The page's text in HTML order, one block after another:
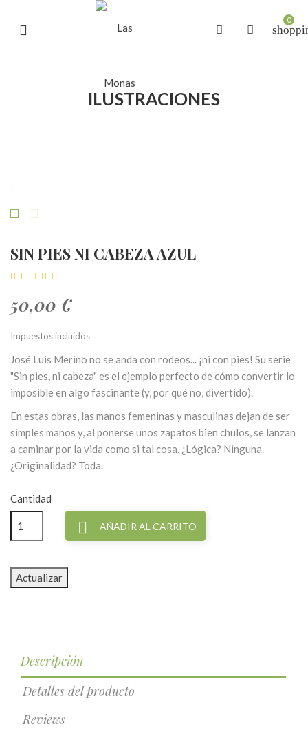
0
ILUSTRACIONES
SIN PIES NI CABEZA AZUL
50,00 €
Impuestos incluidos
José Luis Merino no se anda con rodeos... ¡ni con pies! Su serie
"Sin pies, ni cabeza" es el ejemplo perfecto de cómo convertir lo
imposible en algo fascinante (y, por qué no, divertido).
En estas obras, las manos femeninas y masculinas dejan de ser
simples manos y, al ponerse unos zapatos bien chulos, se lanzan
a caminar por la vida como si tal cosa. ¿Lógica? Ninguna.
¿Originalidad? Toda.
Cantidad
 AÑADIR AL CARRITO
Descripción
Detalles del producto
Reviews